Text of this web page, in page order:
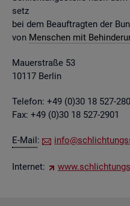
setz
bei dem Be­auf­trag­ten der
von Men­schen mit
Mau­er­stra­ße 53
10117 Ber­lin
Te­le­fon: +49 (0)30 18 527-
Fax: +49 (0)30 18 527-2901
E-Mail:
In­ter­net: